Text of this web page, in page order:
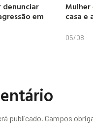
denunciar
em
Mulher
casa e
05/08
publicado. Campos